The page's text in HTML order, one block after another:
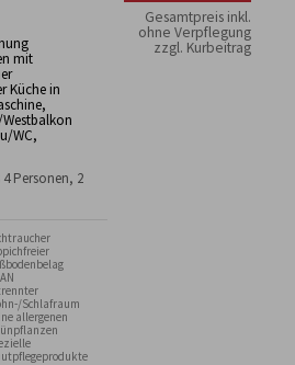
mit
Küche in
WC,
Personen, 2
Schlafraum
allergenen
Gesamtpreis inkl.
ohne Verpflegung
zzgl. Kurbeitrag